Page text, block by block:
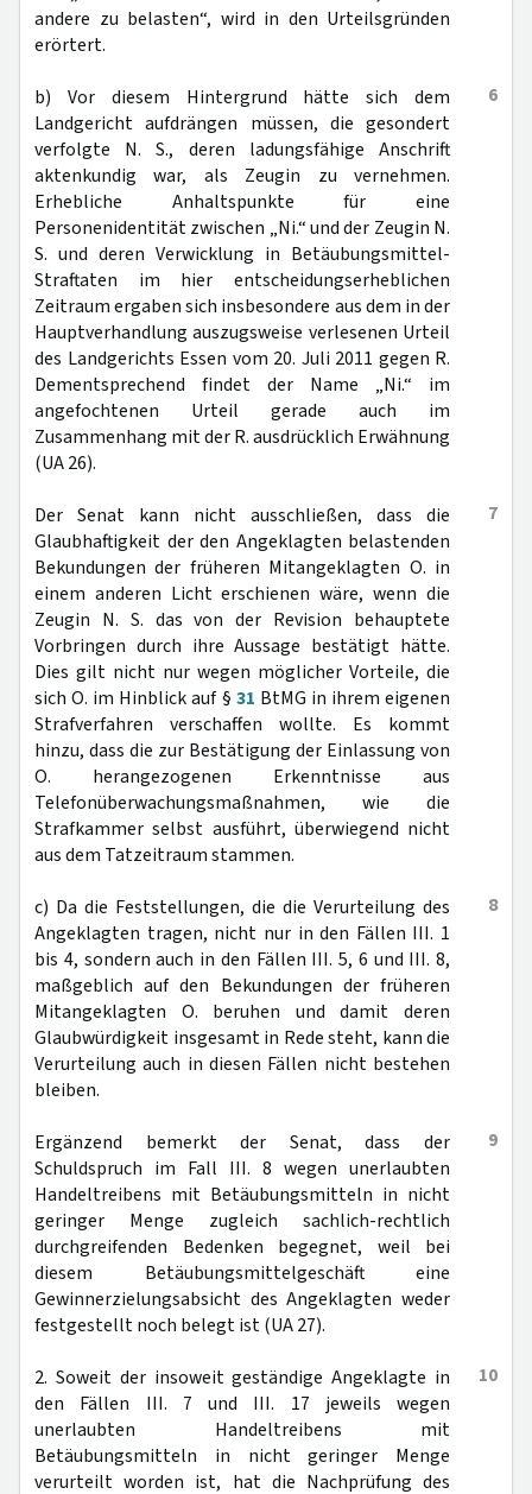
andere zu belasten“, wird in den Urteilsgründen
erörtert.
6
b) Vor diesem Hintergrund hätte sich dem
Landgericht aufdrängen müssen, die gesondert
verfolgte N. S., deren ladungsfähige Anschrift
aktenkundig war, als Zeugin zu vernehmen.
Erhebliche Anhaltspunkte für eine
Personenidentität zwischen „Ni.“ und der Zeugin N.
S. und deren Verwicklung in Betäubungsmittel-
Straftaten im hier entscheidungserheblichen
Zeitraum ergaben sich insbesondere aus dem in der
Hauptverhandlung auszugsweise verlesenen Urteil
des Landgerichts Essen vom 20. Juli 2011 gegen R.
Dementsprechend findet der Name „Ni.“ im
angefochtenen Urteil gerade auch im
Zusammenhang mit der R. ausdrücklich Erwähnung
(UA 26).
7
Der Senat kann nicht ausschließen, dass die
Glaubhaftigkeit der den Angeklagten belastenden
Bekundungen der früheren Mitangeklagten O. in
einem anderen Licht erschienen wäre, wenn die
Zeugin N. S. das von der Revision behauptete
Vorbringen durch ihre Aussage bestätigt hätte.
Dies gilt nicht nur wegen möglicher Vorteile, die
sich O. im Hinblick auf § 31 BtMG in ihrem eigenen
Strafverfahren verschaffen wollte. Es kommt
hinzu, dass die zur Bestätigung der Einlassung von
O. herangezogenen Erkenntnisse aus
Telefonüberwachungsmaßnahmen, wie die
Strafkammer selbst ausführt, überwiegend nicht
aus dem Tatzeitraum stammen.
8
c) Da die Feststellungen, die die Verurteilung des
Angeklagten tragen, nicht nur in den Fällen III. 1
bis 4, sondern auch in den Fällen III. 5, 6 und III. 8,
maßgeblich auf den Bekundungen der früheren
Mitangeklagten O. beruhen und damit deren
Glaubwürdigkeit insgesamt in Rede steht, kann die
Verurteilung auch in diesen Fällen nicht bestehen
bleiben.
9
Ergänzend bemerkt der Senat, dass der
Schuldspruch im Fall III. 8 wegen unerlaubten
Handeltreibens mit Betäubungsmitteln in nicht
geringer Menge zugleich sachlich-rechtlich
durchgreifenden Bedenken begegnet, weil bei
diesem Betäubungsmittelgeschäft eine
Gewinnerzielungsabsicht des Angeklagten weder
festgestellt noch belegt ist (UA 27).
10
2. Soweit der insoweit geständige Angeklagte in
den Fällen III. 7 und III. 17 jeweils wegen
unerlaubten Handeltreibens mit
Betäubungsmitteln in nicht geringer Menge
verurteilt worden ist, hat die Nachprüfung des